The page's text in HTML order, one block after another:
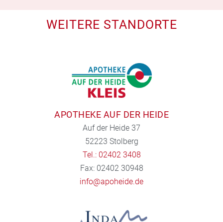
WEITERE STANDORTE
APOTHEKE AUF DER HEIDE
Auf der Heide 37
52223 Stolberg
Tel.: 02402 3408
Fax: 02402 30948
info@apoheide.de